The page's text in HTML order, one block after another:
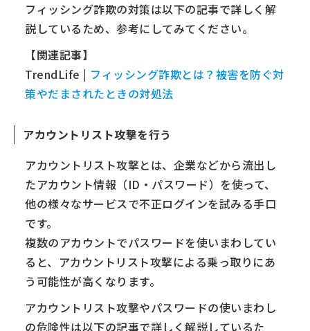
フィッシング詐欺の対策は以下の記事で詳しく解
説しているため、参考にしてみてください。
【関連記事】
TrendLife | フィッシング詐欺とは？被害を防ぐ対
策やだまされたときの対処法
アカウントリスト攻撃を行う
アカウントリスト攻撃とは、企業などから流出し
たアカウント情報（ID・パスワード）を使って、
他の様々なサービスで不正ログインを試みる手口
です。
複数のアカウントでパスワードを使いまわしてい
ると、アカウントリスト攻撃による乗っ取りにあ
う可能性が高くなります。
アカウントリスト攻撃やパスワードの使いまわし
の危険性は以下の記事で詳しく解説しているた